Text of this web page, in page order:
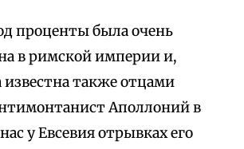
проценты была очень
в римской империи и,
также отцами
Аполлоний в
у Евсевия отрывках его